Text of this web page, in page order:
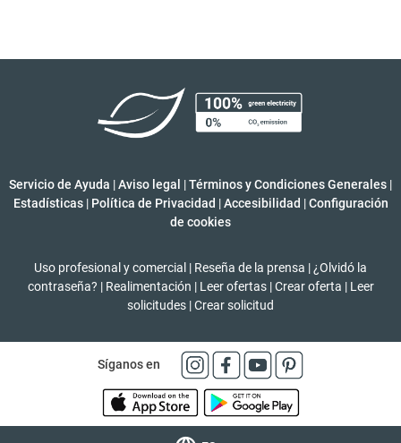
Servicio de Ayuda |Aviso legal |Términos y Condiciones Generales |
Estadísticas | Política de Privacidad | Accesibilidad | Configuración
de cookies
Uso profesional y comercial | Reseña de la prensa | ¿Olvidó la
contraseña? | Realimentación | Leer ofertas | Crear oferta | Leer
solicitudes |Crear solicitud
Síganos en